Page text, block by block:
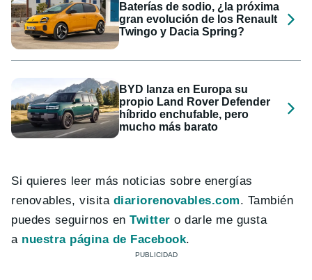
Baterías de sodio, ¿la próxima
gran evolución de los Renault
Twingo y Dacia Spring?
BYD lanza en Europa su
propio Land Rover Defender
híbrido enchufable, pero
mucho más barato
Si quieres leer más noticias sobre energías
renovables, visita diariorenovables.com. También
puedes seguirnos enTwitter o darle me gusta
a nuestra página de Facebook.